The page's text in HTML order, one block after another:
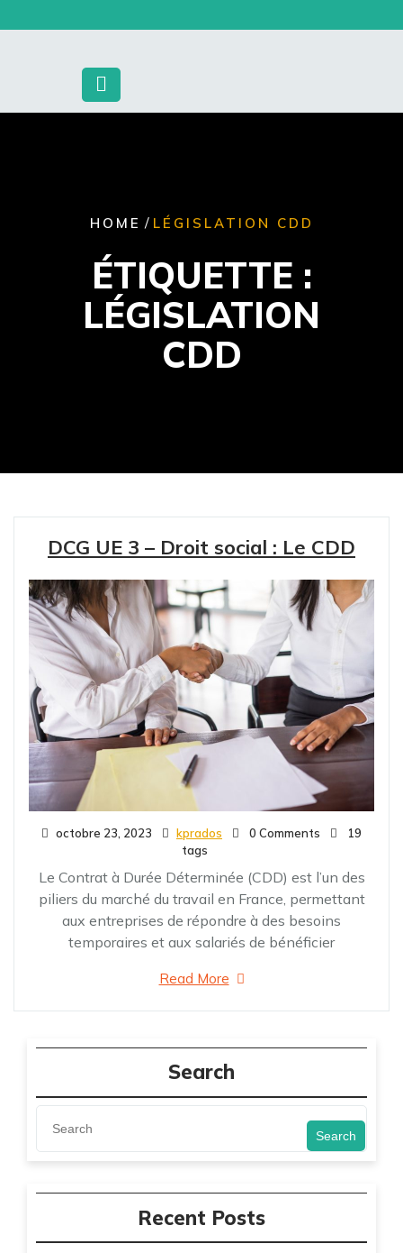
to
HOME / LÉGISLATION CDD
ÉTIQUETTE :
LÉGISLATION
CDD
DCG UE 3 – Droit social : Le CDD
octobre 23, 2023 kprados 0 Comments
19
tags
Le Contrat à Durée Déterminée (CDD) est l’un des
piliers du marché du travail en France, permettant
aux entreprises de répondre à des besoins
temporaires et aux salariés de bénéficier
Read More
Search
Search
Recent Posts